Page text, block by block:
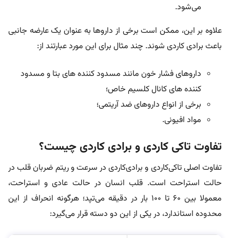
می‌شود.
علاوه بر این، ممکن است برخی از داروها به عنوان یک عارضه جانبی
باعث برادی کاردی شوند. چند مثال برای این مورد عبارتند از:
داروهای فشار خون مانند مسدود کننده های بتا و مسدود
کننده های کانال کلسیم خاص؛
برخی از انواع داروهای ضد آریتمی؛
مواد افیونی.
تفاوت تاکی کاردی و برادی کاردی چیست؟
تفاوت اصلی تاکی‌کاردی و برادی‌کاردی در سرعت و ریتم ضربان قلب در
حالت استراحت است. قلب انسان در حالت عادی و استراحت،
معمولا بین ۶۰ تا ۱۰۰ بار در دقیقه می‌تپد؛ هرگونه انحراف از این
محدوده استاندارد، در یکی از این دو دسته قرار می‌گیرد: